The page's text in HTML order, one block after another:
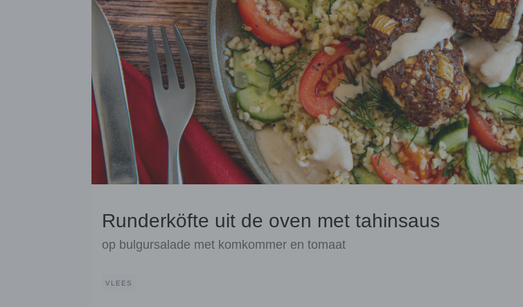
Runderköfte uit de oven met tahinsaus
op bulgursalade met komkommer en tomaat
VLEES